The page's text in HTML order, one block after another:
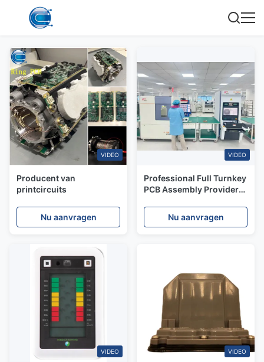
VIDEO
Producent van
printcircuits
Nu aanvragen
VIDEO
Professional Full Turnkey
PCB Assembly Provider
Production
Nu aanvragen
VIDEO VIDEO